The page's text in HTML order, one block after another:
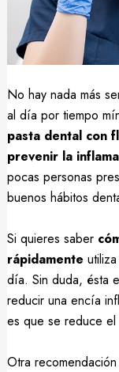
No hay nada más
al día por tiempo
pasta dental con
prevenir la
pocas personas
buenos hábitos
Si quieres saber
rápidamente
día. Sin duda, ésta
reducir una encía
es que se reduce el
Otra